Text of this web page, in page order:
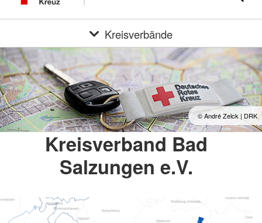
Kreisverbände
© André Zelck | DRK
Kreisverband Bad
Salzungen e.V.